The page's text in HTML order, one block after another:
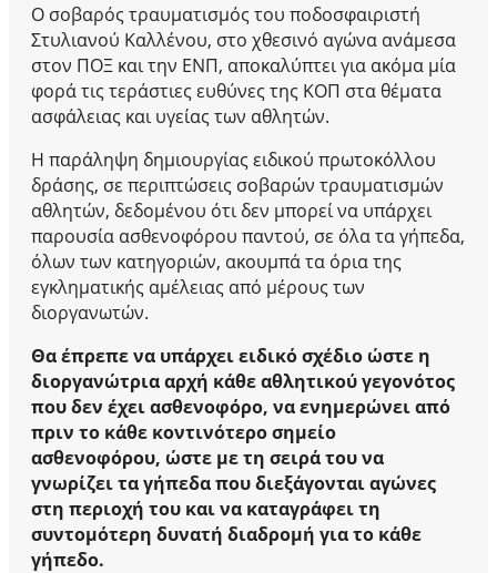
Ο σοβαρός τραυματισμός του ποδοσφαιριστή
Στυλιανού Καλλένου, στο χθεσινό αγώνα ανάμεσα
στον ΠΟΞ και την ΕΝΠ, αποκαλύπτει για ακόμα μία
φορά τις τεράστιες ευθύνες της ΚΟΠ στα θέματα
ασφάλειας και υγείας των αθλητών.
Η παράληψη δημιουργίας ειδικού πρωτοκόλλου
δράσης, σε περιπτώσεις σοβαρών τραυματισμών
αθλητών, δεδομένου ότι δεν μπορεί να υπάρχει
παρουσία ασθενοφόρου παντού, σε όλα τα γήπεδα,
όλων των κατηγοριών, ακουμπά τα όρια της
εγκληματικής αμέλειας από μέρους των
διοργανωτών.
Θα έπρεπε να υπάρχει ειδικό σχέδιο ώστε η
διοργανώτρια αρχή κάθε αθλητικού γεγονότος
που δεν έχει ασθενοφόρο, να ενημερώνει από
πριν το κάθε κοντινότερο σημείο
ασθενοφόρου, ώστε με τη σειρά του να
γνωρίζει τα γήπεδα που διεξάγονται αγώνες
στη περιοχή του και να καταγράφει τη
συντομότερη δυνατή διαδρομή για το κάθε
γήπεδο.